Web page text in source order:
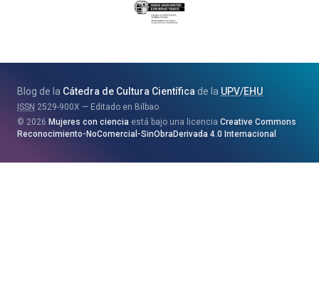
Eusko
Jaurlaritza
eta
Berrikuntza
Saila
Blog de la Cátedra de Cultura Científicade la UPV/EHU
ISSN 2529-900X
Editado en Bilbao
2026 Mujeres con ciencia está bajo una licencia Creative Commons
Reconocimiento-NoComercial-SinObraDerivada 4.0 Internacional